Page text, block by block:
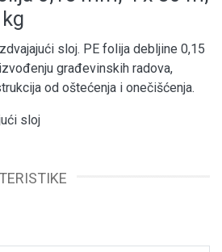
sloj. PE folija debljine 0,15
građevinskih radova,
od oštećenja i onečišćenja.
sloj